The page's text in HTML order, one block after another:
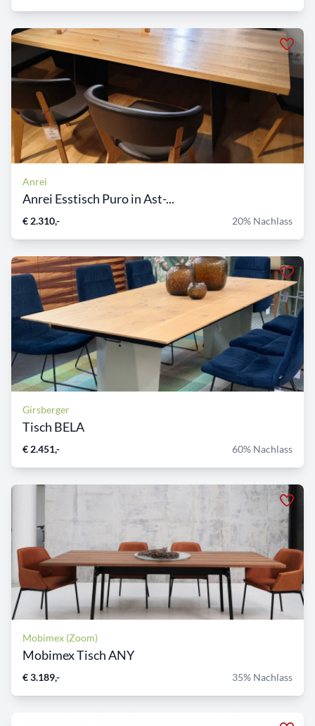
Anrei
Anrei Esstisch Puro in Ast-...
€ 2.310,- 20% Nachlass
Girsberger
Tisch BELA
€ 2.451,- 60% Nachlass
Mobimex (Zoom)
Mobimex Tisch ANY
€ 3.189,- 35% Nachlass